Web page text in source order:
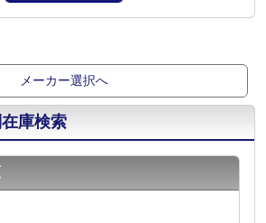
メーカー選択へ
庫検索